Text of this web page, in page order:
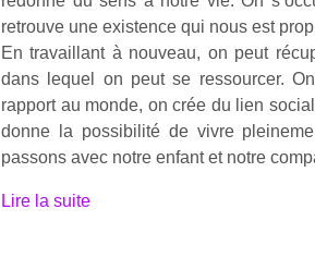
retrouve une existence qui nous est
En travaillant à nouveau, on peut
dans lequel on peut se ressourcer.
rapport au monde, on crée du lien
donne la possibilité de vivre
passons avec notre enfant et notre
Lire la suite